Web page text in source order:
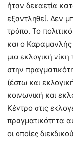
ήταν δεκαετία
εξαντληθεί. Δεν
τρόπο. Το
και ο Καραμανλής
μια εκλογική
στην
(έστω και
κοινωνική και
Κέντρο στις
πραγματικότητα
οι οποίες